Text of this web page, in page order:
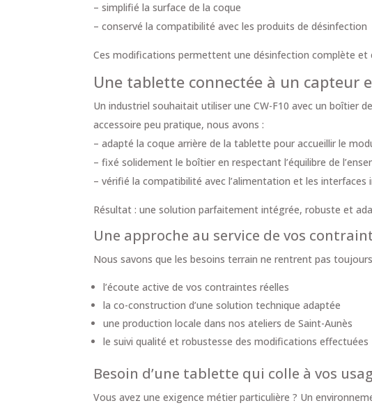
– simplifié la surface de la coque
– conservé la compatibilité avec les produits de désinfection
Ces modifications permettent une désinfection complète et
Une tablette connectée à un capteur
Un industriel souhaitait utiliser une CW-F10 avec un boîtier
accessoire peu pratique, nous avons :
– adapté la coque arrière de la tablette pour accueillir le
– fixé solidement le boîtier en respectant l’équilibre de
– vérifié la compatibilité avec l’alimentation et les interfaces
Résultat : une solution parfaitement intégrée, robuste et
Une approche au service de vos
Nous savons que les besoins terrain ne rentrent pas
l’écoute active de vos contraintes réelles
la co-construction d’une solution technique adaptée
une production locale dans nos ateliers de Saint-Aunès
le suivi qualité et robustesse des modifications effectuées
Besoin d’une tablette qui colle à vos
Vous avez une exigence métier particulière ? Un